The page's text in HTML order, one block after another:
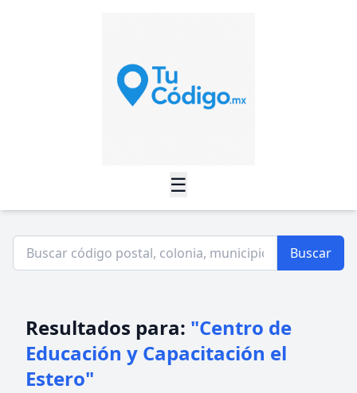
☰
Buscar
Resultados para: "Centro de
Educación y Capacitación el
Estero"